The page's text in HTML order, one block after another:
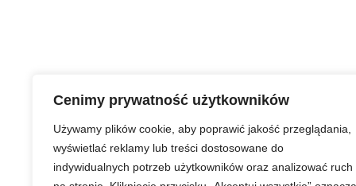
Cenimy prywatność użytkowników
Używamy plików cookie, aby poprawić jakość przeglądania,
wyświetlać reklamy lub treści dostosowane do
indywidualnych potrzeb użytkowników oraz analizować ruch